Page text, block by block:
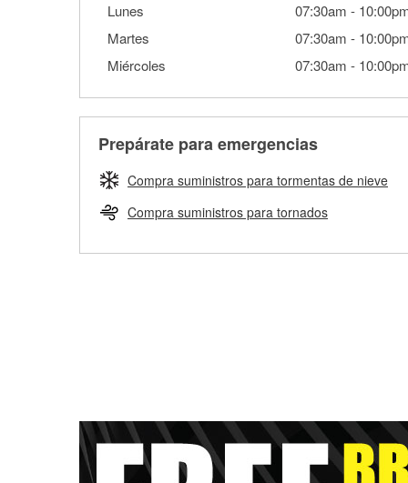
Lunes
07:30am -
Martes
07:30am -
Miércoles
07:30am -
Prepárate para emergencias
Compra suministros para tormentas de nieve
Compra suministros para tornados